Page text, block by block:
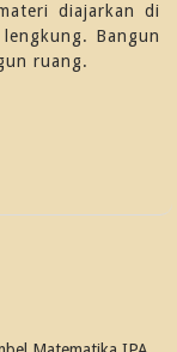
diajarkan di
Bangun
ruang.